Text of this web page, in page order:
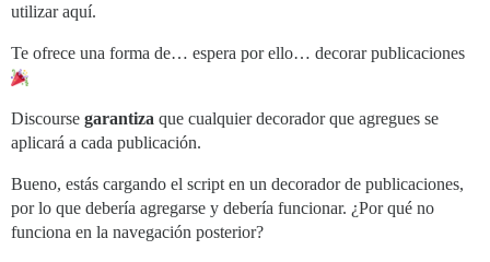
utilizar aquí.
Te ofrece una forma de… espera por ello… decorar publicaciones
Discourse garantiza que cualquier decorador que agregues se
aplicará a cada publicación.
Bueno, estás cargando el script en un decorador de publicaciones,
por lo que debería agregarse y debería funcionar. ¿Por qué no
funciona en la navegación posterior?